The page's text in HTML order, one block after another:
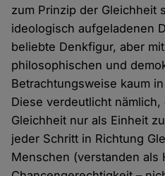
zum Prinzip der Gleichheit
ideologisch aufgeladenen
beliebte Denkfigur, aber
philosophischen und
Betrachtungsweise kaum
Diese verdeutlicht
Gleichheit nur als Einheit
jeder Schritt in Richtung
Menschen (verstanden als